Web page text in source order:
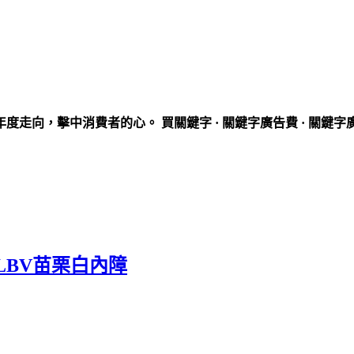
走向，擊中消費者的心。 買關鍵字 · 關鍵字廣告費 · 關鍵字
苗栗白內障